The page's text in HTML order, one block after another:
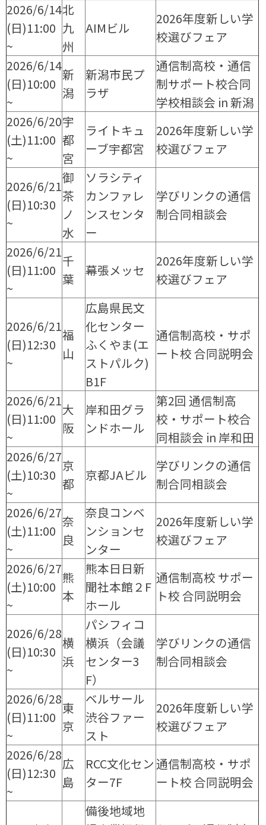
2026/6/14
(日)11:00
~
北
九
州
AIMビル
2026年度新しい学
校選びフェア
2026/6/14
(日)10:00
~
新
潟
新潟市民プ
ラザ
通信制高校・通信
制サポート校合同
学校相談会 in 新潟
2026/6/20
(土)11:00
~
宇
都
宮
ライトキュ
ーブ宇都宮
2026年度新しい学
校選びフェア
2026/6/21
(日)10:30
~
御
茶
ノ
水
ソラシティ
カンファレ
ンスセンタ
ー
学びリンクの通信
制合同相談会
2026/6/21
(日)11:00
~
千
葉
幕張メッセ
2026年度新しい学
校選びフェア
2026/6/21
(日)12:30
~
福
山
広島県民文
化センター
ふくやま(エ
ストパルク)
B1F
通信制高校・サポ
ート校 合同説明会
2026/6/21
(日)11:00
~
大
阪
岸和田グラ
ンドホール
第2回 通信制高
校・サポート校合
同相談会 in 岸和田
2026/6/27
(土)10:30
~
京
都
京都JAビル
学びリンクの通信
制合同相談会
2026/6/27
(土)11:00
~
奈
良
奈良コンベ
ンションセ
ンター
2026年度新しい学
校選びフェア
2026/6/27
(土)10:00
~
熊
本
熊本日日新
聞社本館２F
ホール
通信制高校 サポー
ト校 合同説明会
2026/6/28
(日)10:30
~
横
浜
パシフィコ
横浜（会議
センター3
F）
学びリンクの通信
制合同相談会
2026/6/28
(日)11:00
~
東
京
ベルサール
渋谷ファー
スト
2026年度新しい学
校選びフェア
2026/6/28
(日)12:30
~
広
島
RCC文化セン
ター7F
通信制高校・サポ
ート校 合同説明会
備後地域地